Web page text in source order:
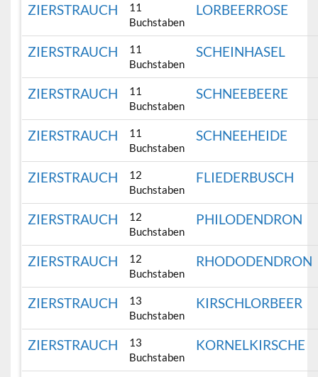
ZIERSTRAUCH
11
Buchstaben
LORBEERROSE
ZIERSTRAUCH
11
Buchstaben
SCHEINHASEL
ZIERSTRAUCH
11
Buchstaben
SCHNEEBEERE
ZIERSTRAUCH
11
Buchstaben
SCHNEEHEIDE
ZIERSTRAUCH
12
Buchstaben
FLIEDERBUSCH
ZIERSTRAUCH
12
Buchstaben
PHILODENDRON
ZIERSTRAUCH
12
Buchstaben
RHODODENDRON
ZIERSTRAUCH
13
Buchstaben
KIRSCHLORBEER
ZIERSTRAUCH
13
Buchstaben
KORNELKIRSCHE